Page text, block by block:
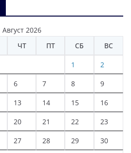
Август 2026
ЧТ ПТ СБ ВС
1 2
6 7 8 9
13 14 15 16
20 21 22 23
27 28 29 30